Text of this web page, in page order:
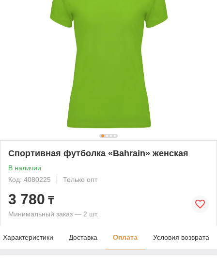
Спортивная футболка «Bahrain» женская
В наличии
Код: 4080225
Только опт
3 780 ₸
Минимальный заказ — 2 шт.
Характеристики Доставка Оплата Условия возврата